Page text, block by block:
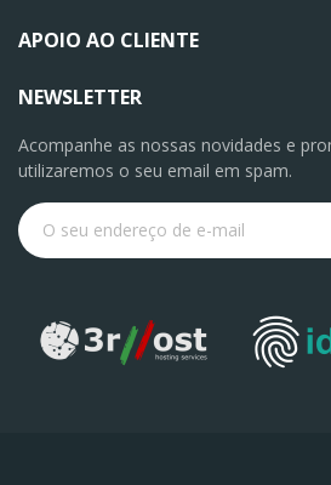
APOIO AO CLIENTE
NEWSLETTER
Acompanhe as nossas novidades e
utilizaremos o seu email em spam.